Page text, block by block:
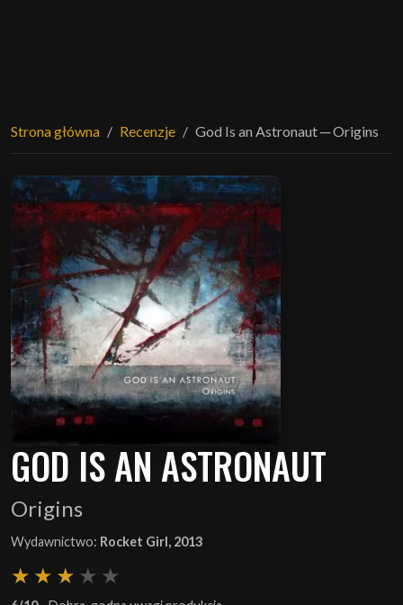
Strona główna Recenzje God Is an Astronaut ─ Origins
GOD IS AN ASTRONAUT
Origins
Wydawnictwo: Rocket Girl, 2013